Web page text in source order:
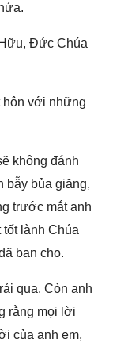
Đức Chúa
hôn với những
không đánh
bẫy bủa giăng,
trước mắt anh
lành Chúa
ban cho.
qua. Còn anh
rằng mọi lời
của anh em,